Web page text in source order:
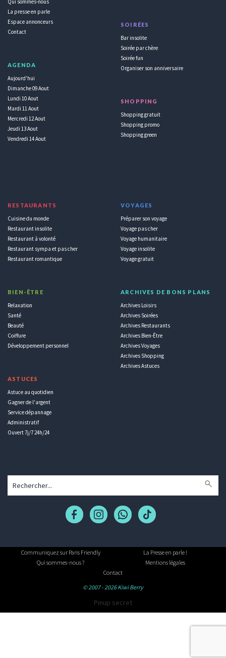
Qui sommes-nous
La presse en parle
Espace annonceurs
Contact
AGENDA
Aujourd'hui
Dimanche 09 Aout
Lundi 10 Aout
Mardi 11 Aout
Mercredi 12 Aout
Jeudi 13 Aout
Vendredi 14 Aout
SOIRÉES
Bar insolite
Soirée par chère
Soirée fun
Organiser son anniversaire
SHOPPING
Shopping gratuit
Shopping promo
Shopping green
RESTAURANTS
Cuisine du monde
Restaurant insolite
Restaurant à volonté
Restaurant sympa et pas cher
Restaurant romantique
BIEN-ÊTRE
Relaxation
Santé
Beauté
Coiffure
Développement personnel
ASTUCES
Astuce au quotidien
Gagner de l'argent
Service dépannage
Administratif
Ouvert 7j/7 24h/24
VOYAGES
Préparer son voyage
Voyage pas cher
Voyage humanitaire
Voyage insolite
Voyage gratuit
ARCHIVES DE BONS PLANS
Archives Loisirs
Archives Soirées
Archives Restaurants
Archives Bien-Être
Archives Voyages
Archives Shopping
Archives Astuces
Communiquez sur Paris Friendly
La Presse en parle !
Qui sommes-nous ?
Mentions légales
Contact
© 2007 - 2026 Kiwi Berry
Pinup secret